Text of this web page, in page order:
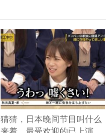
猜猜，日本晚间节目叫什么